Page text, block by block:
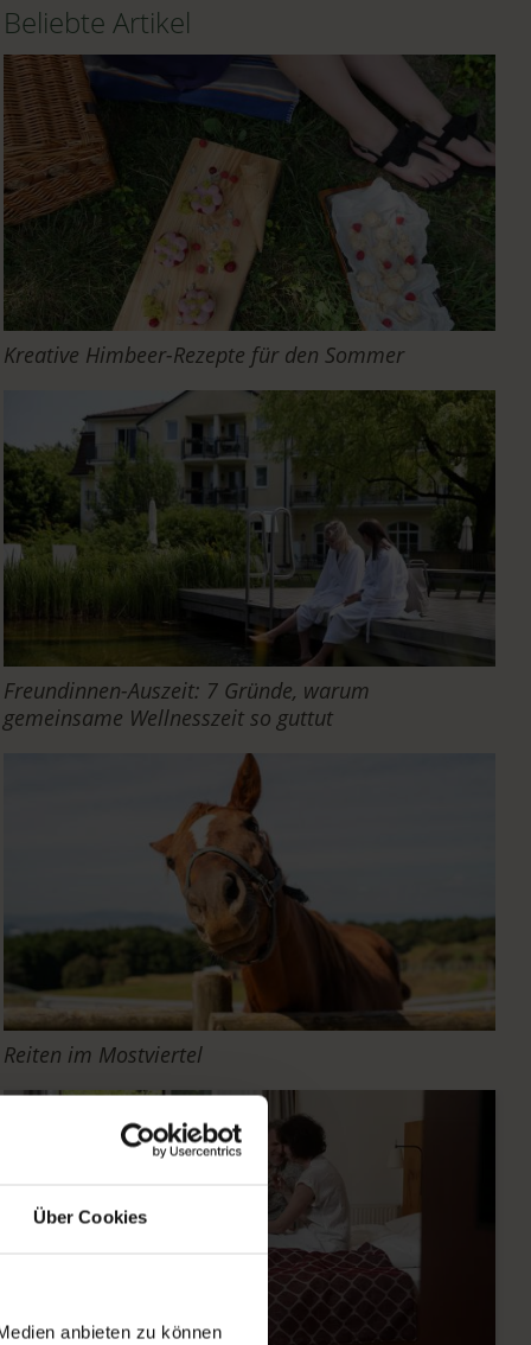
Über Cookies
anbieten zu können
Beliebte Artikel
Kreative Himbeer-Rezepte für den Sommer
Freundinnen-Auszeit: 7 Gründe, warum
gemeinsame Wellnesszeit so guttut
Reiten im Mostviertel